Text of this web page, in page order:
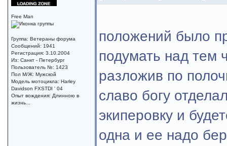
Free Man
Группа: Ветераны форума
Сообщений: 1941
Регистрация: 3.10.2004
Из: Санкт - Петербург
Пользователь №: 1423
Пол М/Ж: Мужской
Модель мотоцикла: Harley
Davidson FXSTDI ' 04
Опыт вождения: Длинною в
жизнь...
положений было
подумать над тем
разложив по
славо богу
экиперовку и
одна и ее надо